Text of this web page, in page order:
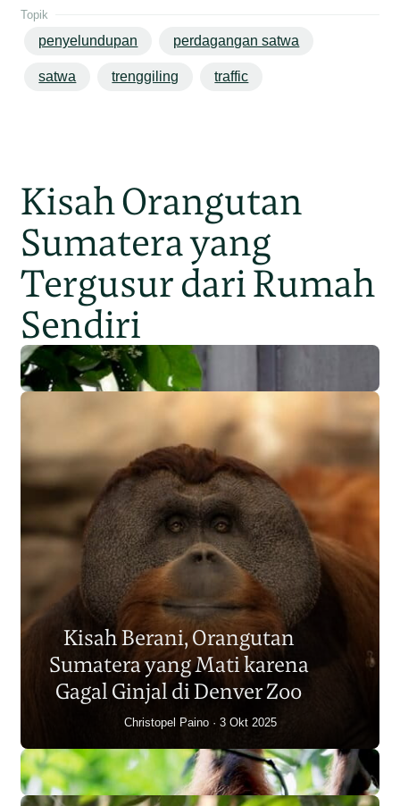
Topik
penyelundupan perdagangan satwa
satwa trenggiling traffic
Kisah Orangutan
Sumatera yang
Tergusur dari Rumah
Sendiri
Populasi Orangutan
Sumatera Berkurang 2.700
Individu dalam Satu Dekade?
Junaidi Hanafiah 14 Jul 2026
Kisah Berani, Orangutan
Sumatera yang Mati karena
Gagal Ginjal di Denver Zoo
Christopel Paino 3 Okt 2025